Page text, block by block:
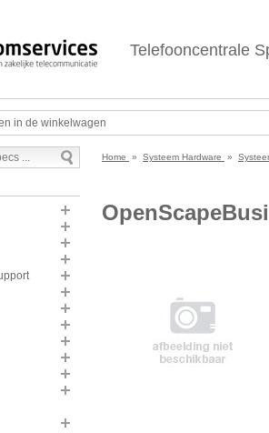
Telefooncentrale
in de winkelwagen
Home » Systeem Hardware »